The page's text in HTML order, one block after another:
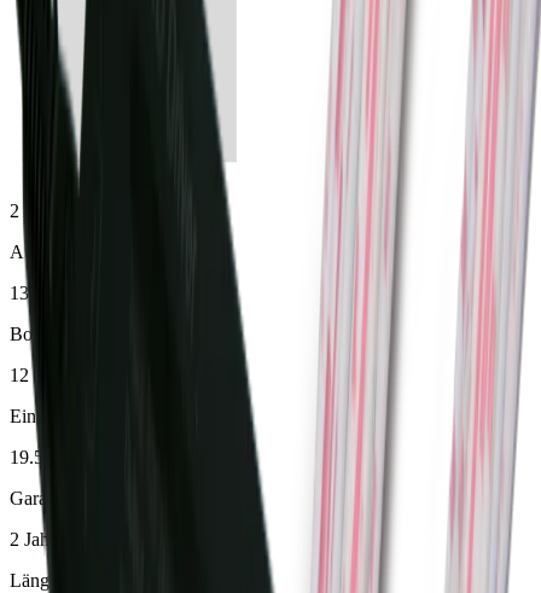
2 Jahre
Aussendurchmesser
13.5 mm
Bohrdurchmesser
12 mm
Einbautiefe
19.5 mm
Garantie
2 Jahre
Länge